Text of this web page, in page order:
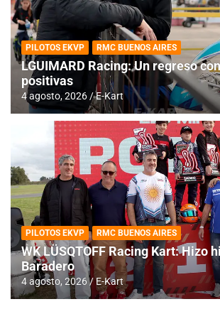
PILOTOS EKVP RMC BUENOS AIRES
LGUIMARD Racing: Un regreso
positivas
4 agosto, 2026 E-Kart
PILOTOS EKVP RMC BUENOS AIRES
WK LÜSQTOFF Racing Kart: Hizo
Baradero
4 agosto, 2026 E-Kart